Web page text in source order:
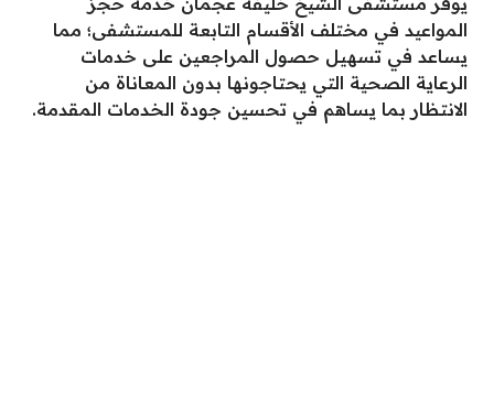
المواعيد في مختلف الأقسام التابعة للمستشفى؛ مما
يساعد في تسهيل حصول المراجعين على خدمات
الرعاية الصحية التي يحتاجونها بدون المعاناة من
الانتظار بما يساهم في تحسين جودة الخدمات المقدمة.